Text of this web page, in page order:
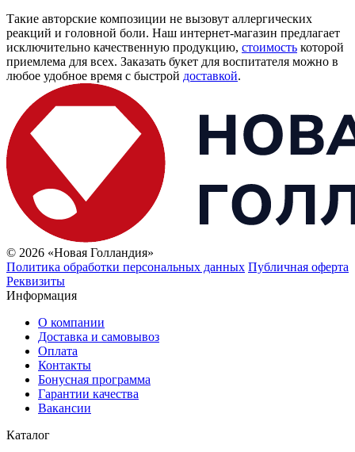
Такие авторские композиции не вызовут аллергических
реакций и головной боли. Наш интернет-магазин предлагает
исключительно качественную продукцию, стоимость которой
приемлема для всех. Заказать букет для воспитателя можно в
любое удобное время с быстрой доставкой.
© 2026 «Новая Голландия»
Политика обработки персональных данных Публичная оферта
Реквизиты
Информация
О компании
Доставка и самовывоз
Оплата
Контакты
Бонусная программа
Гарантии качества
Вакансии
Каталог